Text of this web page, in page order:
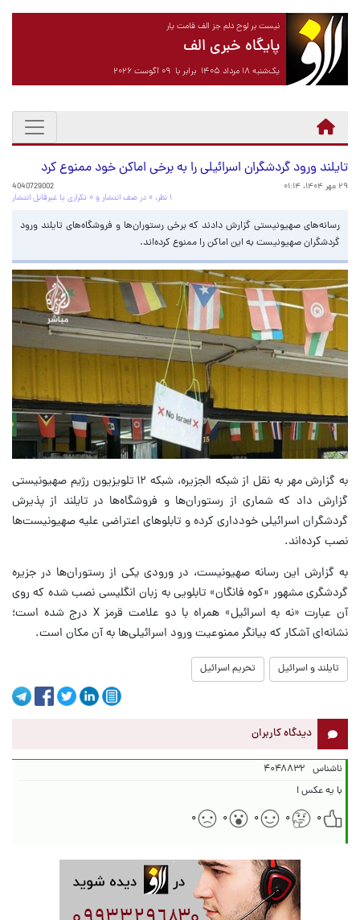
نیست بر لوح دلم جز الف قامت یار
پایگاه خبری الف
یک‌شنبه ۱۸ مرداد ۱۴۰۵ برابر با ۰۹ آگوست ۲۰۲۶
تایلند ورود گردشگران اسرائیلی را به برخی اماکن خود ممنوع کرد
۲۹ مهر ۱۴۰۴، ۰۱:۱۴
4040729002
۱ نظر، ۰ در صف انتشار و ۰ تکراری یا غیرقابل انتشار
رسانه‌های صهیونیستی گزارش دادند که برخی رستوران‌ها و فروشگاه‌های تایلند ورود
گردشگران صهیونیست به این اماکن را ممنوع کرده‌اند.
به گزارش مهر به نقل از شبکه الجزیره، شبکه ۱۲ تلویزیون رژیم صهیونیستی
گزارش داد که شماری از رستوران‌ها و فروشگاه‌ها در تایلند از پذیرش
گردشگران اسرائیلی خودداری کرده و تابلوهای اعتراضی علیه صهیونیست‌ها
نصب کرده‌اند.
به گزارش این رسانه صهیونیست، در ورودی یکی از رستوران‌ها در جزیره
گردشگری مشهور «کوه فانگان» تابلویی به زبان انگلیسی نصب شده که روی
آن عبارت «نه به اسرائیل» همراه با دو علامت قرمز X درج شده است؛
نشانه‌ای آشکار که بیانگر ممنوعیت ورود اسرائیلی‌ها به آن مکان است.
تایلند و اسرائیل تحریم اسرائیل
دیدگاه کاربران
ناشناس ۴۰۴۸۸۳۲
با یه عکس !
۰
۰ ۰ ۰ ۰